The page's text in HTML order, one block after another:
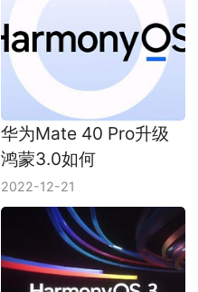
华为Mate 40 Pro升级
鸿蒙3.0如何
2022-12-21